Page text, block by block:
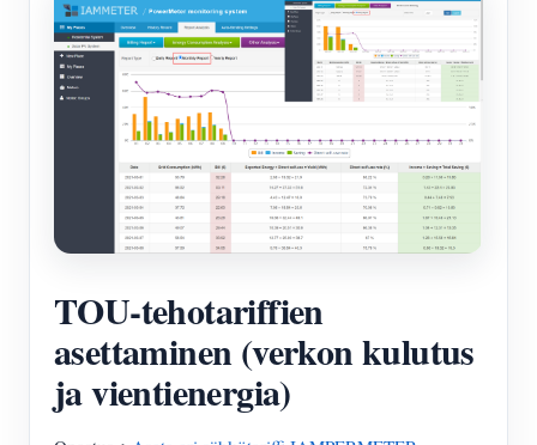
TOU-tehotariffien
asettaminen (verkon kulutus
ja vientienergia)